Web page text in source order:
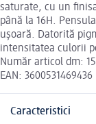
saturate, cu un
până la 16H.
ușoară. Datorită
intensitatea culorii
Număr articol dm:
EAN: 3600531469436
Caracteristici